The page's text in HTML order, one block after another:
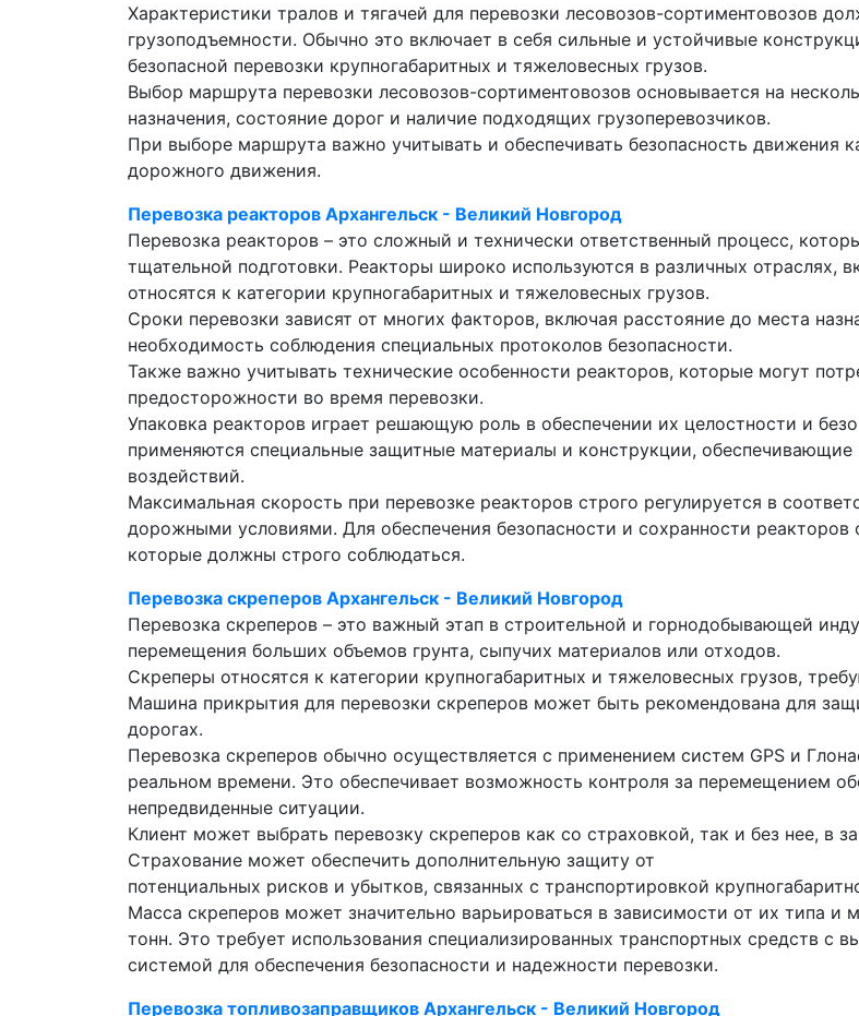
Характеристики тралов и тягачей для перевозки лесовозов-сортиментовозов
грузоподъемности. Обычно это включает в себя сильные и устойчивые
безопасной перевозки крупногабаритных и тяжеловесных грузов.
Выбор маршрута перевозки лесовозов-сортиментовозов основывается на
назначения, состояние дорог и наличие подходящих грузоперевозчиков.
При выборе маршрута важно учитывать и обеспечивать безопасность движения
дорожного движения.
Перевозка реакторов Архангельск - Великий Новгород
Перевозка реакторов – это сложный и технически ответственный процесс,
тщательной подготовки. Реакторы широко используются в различных отраслях,
относятся к категории крупногабаритных и тяжеловесных грузов.
Сроки перевозки зависят от многих факторов, включая расстояние до места
необходимость соблюдения специальных протоколов безопасности.
Также важно учитывать технические особенности реакторов, которые могут
предосторожности во время перевозки.
Упаковка реакторов играет решающую роль в обеспечении их целостности и
применяются специальные защитные материалы и конструкции,
воздействий.
Максимальная скорость при перевозке реакторов строго регулируется в
дорожными условиями. Для обеспечения безопасности и сохранности реакторов
которые должны строго соблюдаться.
Перевозка скреперов Архангельск - Великий Новгород
Перевозка скреперов – это важный этап в строительной и горнодобывающей
перемещения больших объемов грунта, сыпучих материалов или отходов.
Скреперы относятся к категории крупногабаритных и тяжеловесных грузов,
Машина прикрытия для перевозки скреперов может быть рекомендована для
дорогах.
Перевозка скреперов обычно осуществляется с применением систем GPS и
реальном времени. Это обеспечивает возможность контроля за перемещением
непредвиденные ситуации.
Клиент может выбрать перевозку скреперов как со страховкой, так и без нее, в
Страхование может обеспечить дополнительную защиту от
потенциальных рисков и убытков, связанных с транспортировкой
Масса скреперов может значительно варьироваться в зависимости от их типа и
тонн. Это требует использования специализированных транспортных средств
системой для обеспечения безопасности и надежности перевозки.
Перевозка топливозаправщиков Архангельск - Великий Новгород